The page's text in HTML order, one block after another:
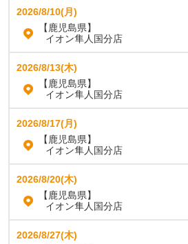
2026/8/10(月)
【鹿児島県】
イオン隼人国分店
2026/8/13(木)
【鹿児島県】
イオン隼人国分店
2026/8/17(月)
【鹿児島県】
イオン隼人国分店
2026/8/20(木)
【鹿児島県】
イオン隼人国分店
2026/8/27(木)